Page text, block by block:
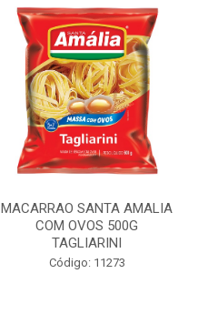
MACARRAO SANTA AMALIA
COM OVOS 500G
TAGLIARINI
Código: 11273